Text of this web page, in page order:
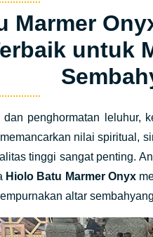
Marmer
untuk
penghormatan leluhur,
nilai spiritual,
tinggi sangat penting.
Hiolo Batu Marmer Onyx
altar